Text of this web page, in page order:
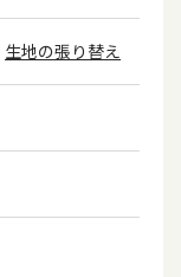
生地の張り替え